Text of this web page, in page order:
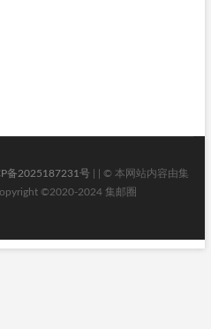
备2025187231号| | © 本网站内容由集
©2020-2024 集邮圈